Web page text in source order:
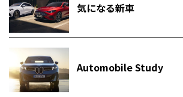
気になる新車
Automobile Study